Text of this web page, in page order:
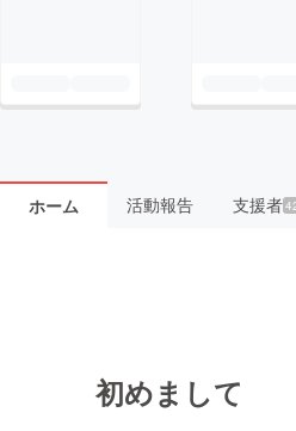
ホーム 活動報告 支援者
初めまして